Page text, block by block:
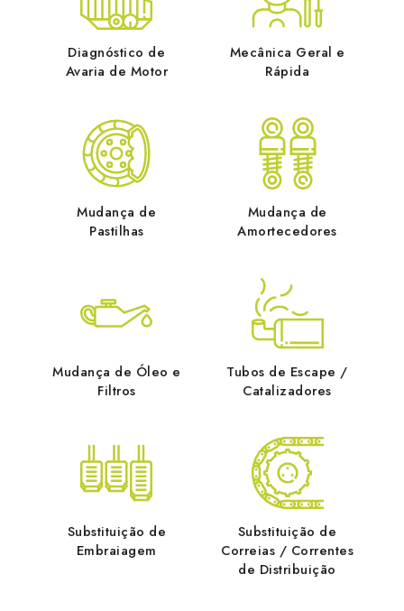
Diagnóstico de
Avaria de Motor
Mecânica Geral e
Rápida
Mudança de
Pastilhas
Mudança de
Amortecedores
Mudança de Óleo e
Filtros
Tubos de Escape /
Catalizadores
Substituição de
Embraiagem
Substituição de
Correias / Correntes
de Distribuição